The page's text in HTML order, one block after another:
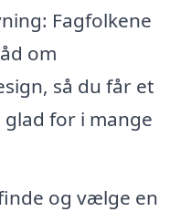
Fagfolkene
om
så du får et
for i mange
og vælge en